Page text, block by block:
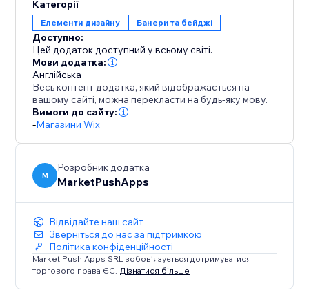
того, чи хочете ви покращити конверсії,
покращити взаємодію з користувачем чи
заохотити користувачів до пошуку товару,
розблокування безкоштовної доставки – це
розумний інструмент, який непомітно дає
результати за лаштунками.
Додайте його зараз і перетворіть безкоштовну
доставку на ваш найпотужніший стимул для
Категорії
Елементи дизайну Банери та бейджі
Доступно:
Цей додаток доступний у всьому світі.
Мови додатка:
Англійська
Весь контент додатка, який відображається на
вашому сайті, можна перекласти на будь-яку мову.
Вимоги до сайту:
-Магазини Wix
M
Розробник додатка
MarketPushApps
Відвідайте наш сайт
Зверніться до нас за підтримкою
Політика конфіденційності
Market Push Apps SRL зобов’язується дотримуватися
торгового права ЄС. Дізнатися більше